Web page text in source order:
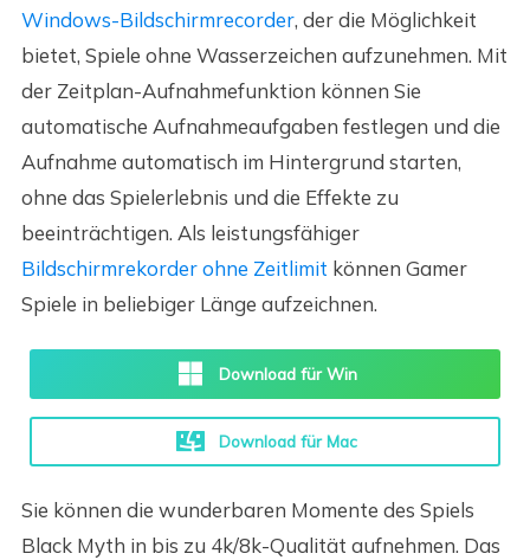
Windows-Bildschirmrecorder, der die Möglichkeit
bietet, Spiele ohne Wasserzeichen aufzunehmen. Mit
der Zeitplan-Aufnahmefunktion können Sie
automatische Aufnahmeaufgaben festlegen und die
Aufnahme automatisch im Hintergrund starten,
ohne das Spielerlebnis und die Effekte zu
beeinträchtigen. Als leistungsfähiger
Bildschirmrekorder ohne Zeitlimit können Gamer
Spiele in beliebiger Länge aufzeichnen.
Download für Win
Download für Mac
Sie können die wunderbaren Momente des Spiels
Black Myth in bis zu 4k/8k-Qualität aufnehmen. Das